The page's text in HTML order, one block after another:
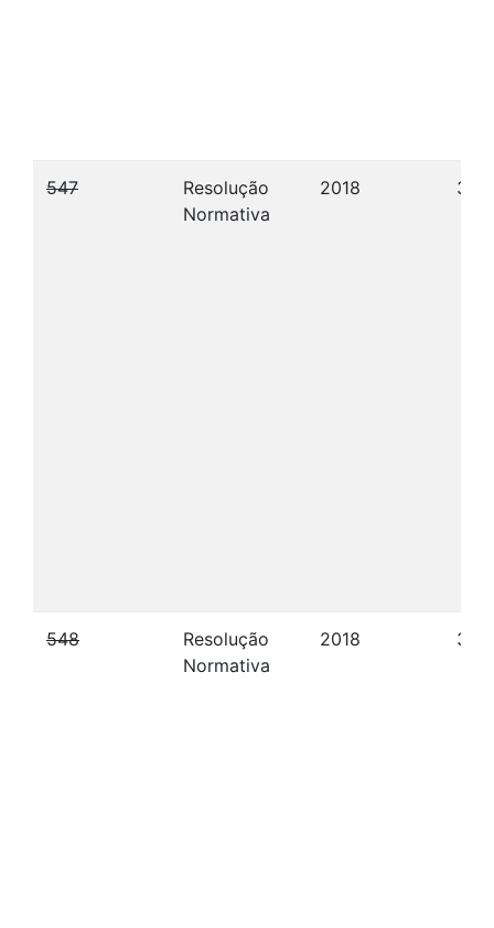
547
Resolução
Normativa
2018 31/
548
Resolução
Normativa
2018 31/